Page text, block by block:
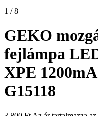
1 / 8
GEKO
fejlámpa
XPE
G15118